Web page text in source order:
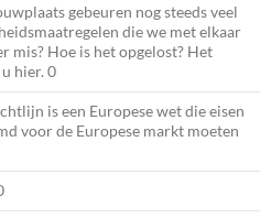
gebeuren nog steeds veel
die we met elkaar
mis? Hoe is het opgelost? Het
hier. 0
is een Europese wet die eisen
voor de Europese markt moeten